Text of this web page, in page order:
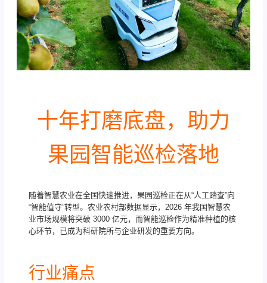
十年打磨底盘，助力
果园智能巡检落地
随着智慧农业在全国快速推进，果园巡检正在从“人工踏查”向
“智能值守”转型。农业农村部数据显示，2026 年我国智慧农
业市场规模将突破 3000 亿元，而智能巡检作为精准种植的核
心环节，已成为科研院所与企业研发的重要方向。
行业痛点